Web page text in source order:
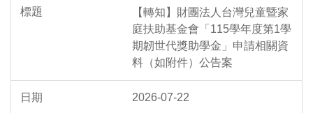
【轉知】財團法人台灣兒童暨家
庭扶助基金會「115學年度第1學
期韌世代獎助學金」申請相關資
料（如附件）公告案
2026-07-22